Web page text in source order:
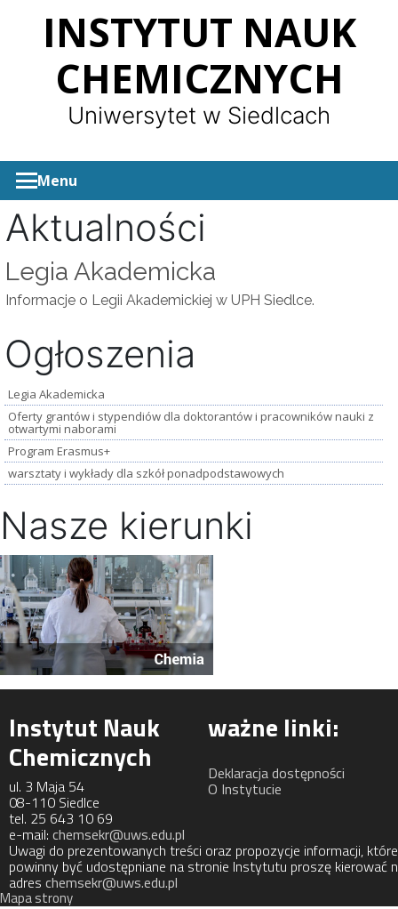
INSTYTUT NAUK
CHEMICZNYCH
Uniwersytet w Siedlcach
Menu
Aktualności
Legia Akademicka
Informacje o Legii Akademickiej w UPH Siedlce.
Ogłoszenia
Legia Akademicka
Oferty grantów i stypendiów dla doktorantów i pracowników nauki z
otwartymi naborami
Program Erasmus+
warsztaty i wykłady dla szkół ponadpodstawowych
Nasze kierunki
Instytut Nauk
Chemicznych
ul. 3 Maja 54
08-110 Siedlce
tel. 25 643 10 69
e-mail: chemsekr@uws.edu.pl
ważne linki:
Deklaracja dostępności
O Instytucie
Uwagi do prezentowanych treści oraz propozycje informacji, które
powinny być udostępniane na stronie Instytutu proszę kierować
adres chemsekr@uws.edu.pl
Mapa strony